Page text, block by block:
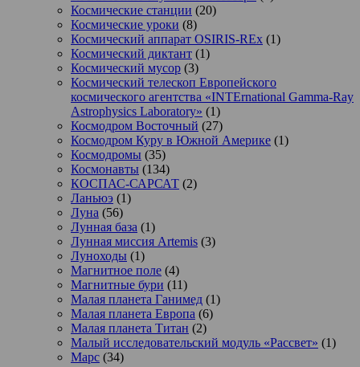
Космические станции (20)
Космические уроки (8)
Космический аппарат OSIRIS-REx (1)
Космический диктант (1)
Космический мусор (3)
Космический телескоп Европейского
космического агентства «INTErnational Gamma-Ray
Astrophysics Laboratory» (1)
Космодром Восточный (27)
Космодром Куру в Южной Америке (1)
Космодромы (35)
Космонавты (134)
КОСПАС-САРСАТ (2)
Ланьюэ (1)
Луна (56)
Лунная база (1)
Лунная миссия Artemis (3)
Луноходы (1)
Магнитное поле (4)
Магнитные бури (11)
Малая планета Ганимед (1)
Малая планета Европа (6)
Малая планета Титан (2)
Малый исследовательский модуль «Рассвет» (1)
Марс (34)